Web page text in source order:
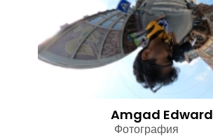
Amgad Edward
Фотография